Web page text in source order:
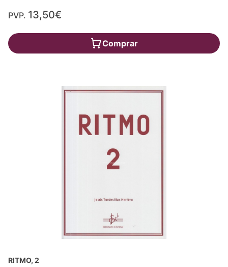
PVP. 13,50€
Comprar
RITMO, 2